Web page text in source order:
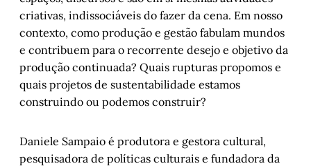
criativas, indissociáveis do fazer da cena. Em nosso
contexto, como produção e gestão fabulam mundos
e contribuem para o recorrente desejo e objetivo da
produção continuada? Quais rupturas propomos e
quais projetos de sustentabilidade estamos
construindo ou podemos construir?
Daniele Sampaio é produtora e gestora cultural,
pesquisadora de políticas culturais e fundadora da